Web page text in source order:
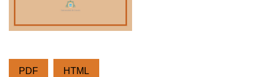
PDF HTML